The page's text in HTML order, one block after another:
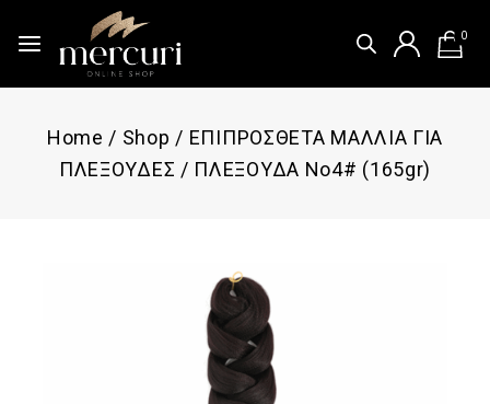
0
Home / Shop / ΕΠΙΠΡΟΣΘΕΤΑ ΜΑΛΛΙΑ ΓΙΑ
ΠΛΕΞΟΥΔΕΣ / ΠΛΕΞΟΥΔΑ Νο4# (165gr)